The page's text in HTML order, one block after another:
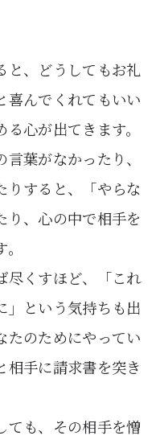
と、どうしてもお礼
喜んでくれてもいい
心が出てきます。
葉がなかったり、
りすると、「やらな
り、心の中で相手を
尽くすほど、「これ
」という気持ちも出
たのためにやってい
相手に請求書を突き
ても、その相手を憎